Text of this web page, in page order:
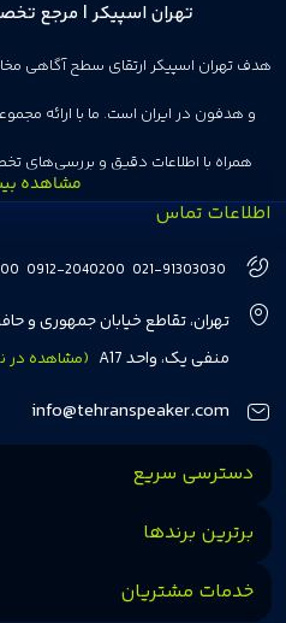
تهران اسپیکر | مرجع
هدف تهران اسپیکر ارتقای سطح آگاهی
و هدفون در ایران است. ما با ارائه
همراه با اطلاعات دقیق و بررسی‌های
انتخاب‌های درست و هوشمندانه‌ای داشته
هفت سال در این زمینه، بر ایجاد تجربه
مشتریان بتوانند با خیالی آسوده از
مشتریان اهمیت می‌دهیم و همواره در
کنیم.
اطلاعات تماس
021-91303030
0912-2040200
تهران، تقاطع خیابان جمهوری و
منفی یک، واحد A17
(مشاهده در
info@tehranspeaker.com
دسترسی سریع
برترین برندها
خدمات مشتریان